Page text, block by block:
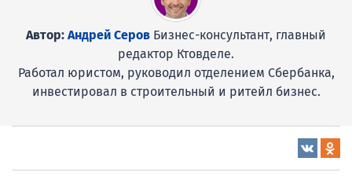
Автор: Андрей Серов Бизнес-консультант, главный
редактор Ктовделе.
Работал юристом, руководил отделением Сбербанка,
инвестировал в строительный и ритейл бизнес.